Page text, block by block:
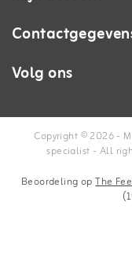
Volg ons
Copyright © 2026 -
specialist - All
Beoordeling opThe